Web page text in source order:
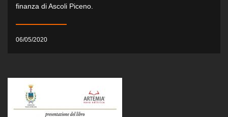
finanza di Ascoli Piceno.
06/05/2020